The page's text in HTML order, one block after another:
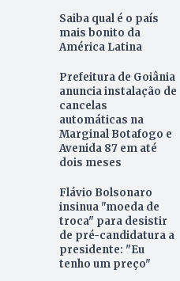
Saiba qual é o país
mais bonito da
América Latina
Prefeitura de Goiânia
anuncia instalação de
cancelas
automáticas na
Marginal Botafogo e
Avenida 87 em até
dois meses
Flávio Bolsonaro
insinua "moeda de
troca" para desistir
de pré-candidatura a
presidente: "Eu
tenho um preço"